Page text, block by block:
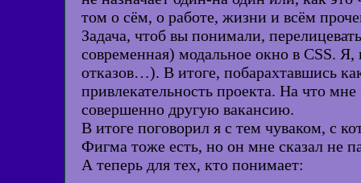
том о сём, о работе, жизни и всём
Задача, чтоб вы понимали,
современная) модальное окно в CSS.
отказов…). В итоге, побарахтавшись
привлекательность проекта. На что
совершенно другую вакансию.
В итоге поговорил я с тем чуваком, с
Фигма тоже есть, но он мне сказал не
А теперь для тех, кто понимает: